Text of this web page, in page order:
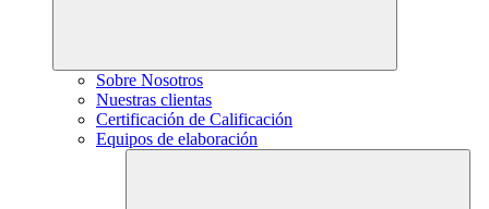
Sobre Nosotros
Nuestras clientas
Certificación de Calificación
Equipos de elaboración